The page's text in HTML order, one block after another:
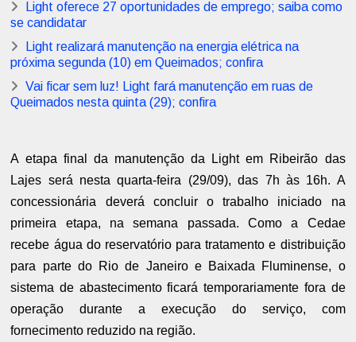
Light oferece 27 oportunidades de emprego; saiba como
se candidatar
Light realizará manutenção na energia elétrica na
próxima segunda (10) em Queimados; confira
Vai ficar sem luz! Light fará manutenção em ruas de
Queimados nesta quinta (29); confira
A etapa final da manutenção da Light em Ribeirão das
Lajes será nesta quarta-feira (29/09), das 7h às 16h. A
concessionária deverá concluir o trabalho iniciado na
primeira etapa, na semana passada. Como a Cedae
recebe água do reservatório para tratamento e distribuição
para parte do Rio de Janeiro e Baixada Fluminense, o
sistema de abastecimento ficará temporariamente fora de
operação durante a execução do serviço, com
fornecimento reduzido na região.